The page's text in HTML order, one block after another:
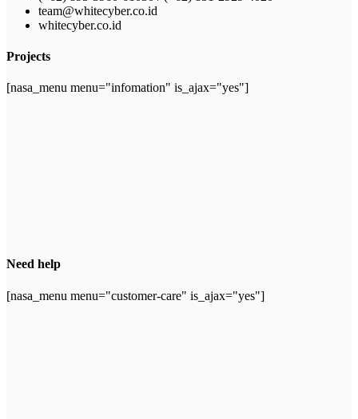
team@whitecyber.co.id
whitecyber.co.id
Projects
[nasa_menu menu="infomation" is_ajax="yes"]
Need help
[nasa_menu menu="customer-care" is_ajax="yes"]